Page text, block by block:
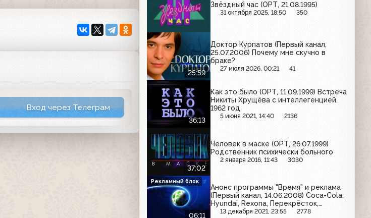
Вход через Телеграм
Звёздный час (ОРТ, 21.08.1995)
31 октября 2025, 18:50 350
25:59
Доктор Курпатов (Первый канал,
25.07.2006) Почему мне скучно в
браке?
27 июля 2026, 00:21 41
36:13
Как это было (ОРТ, 11.09.1999) Встреча
Никиты Хрущёва с интеллегенцией.
1962 год
5 июня 2021, 14:40 2136
37:02
Человек в маске (ОРТ, 26.07.1999)
Родственник психически больного
2 января 2016, 11:43 3030
06:11
Анонс программы "Время" и реклама
(Первый канал, 14.06.2008) Coca-Cola,
Hyundai, Rexona, Перекрёсток,
Очаково, Akai, Red Cross, Bort, Sealex,
13 декабря 2021, 23:55 2778
Рекламный блок